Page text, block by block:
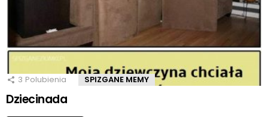
3 Polubienia SPIZGANE MEMY
Dziecinada